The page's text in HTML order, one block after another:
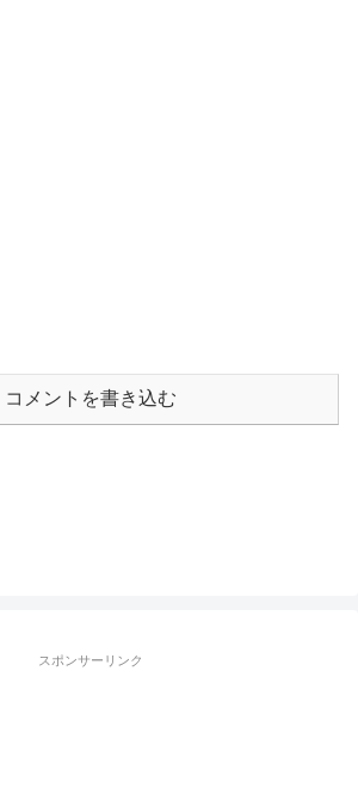
コメントを書き込む
スポンサーリンク